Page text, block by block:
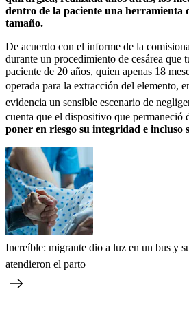
dentro de la paciente una herramienta
tamaño.
De acuerdo con el informe de la
durante un procedimiento de cesárea que
paciente de 20 años, quien apenas 18
operada para la extracción del elemento,
evidencia un sensible escenario de
cuenta que el dispositivo que permaneció
poner en riesgo su integridad e incluso
Increíble: migrante dio a luz en un bus y
atendieron el parto